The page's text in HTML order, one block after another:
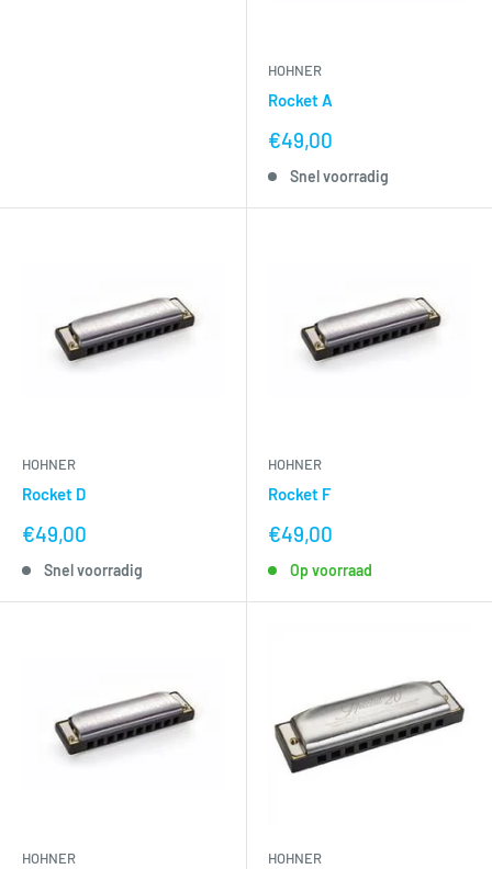
HOHNER
Rocket A
nu
€49,00
Snel voorradig
HOHNER
Rocket D
nu
€49,00
Snel voorradig
HOHNER
Rocket F
nu
€49,00
Op voorraad
HOHNER HOHNER